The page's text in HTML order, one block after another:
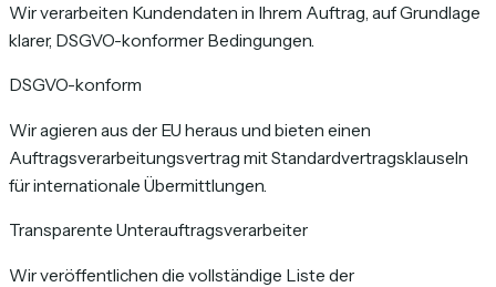
Wir verarbeiten Kundendaten in Ihrem Auftrag, auf Grundlage
klarer, DSGVO-konformer Bedingungen.
DSGVO-konform
Wir agieren aus der EU heraus und bieten einen
Auftragsverarbeitungsvertrag mit Standardvertragsklauseln
für internationale Übermittlungen.
Transparente Unterauftragsverarbeiter
Wir veröffentlichen die vollständige Liste der